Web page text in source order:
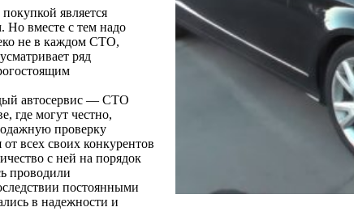
является
Но вместе с тем надо
не в каждом СТО,
ряд
автосервис — СТО
где могут честно,
проверку
всех своих конкурентов
с ней на порядок
проводили
постоянными
в надежности и